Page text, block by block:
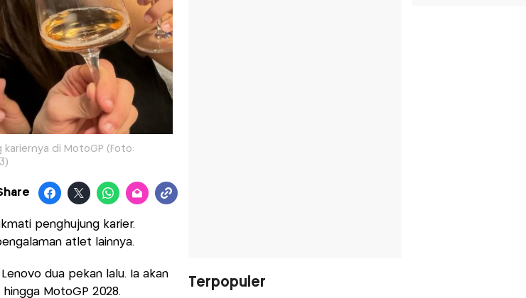
di MotoGP (Foto:
penghujung karier.
atlet lainnya.
dua pekan lalu. Ia akan
MotoGP 2028.
Terpopuler